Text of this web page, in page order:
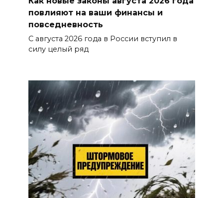
повлияют на ваши финансы и
повседневность
С августа 2026 года в России вступил в
силу целый ряд